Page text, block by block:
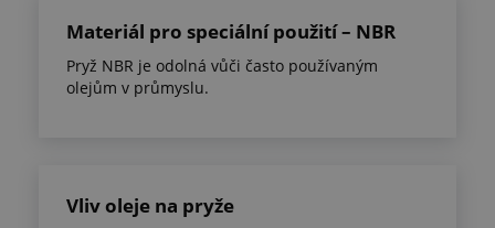
Materiál pro speciální použití – NBR
Pryž NBR je odolná vůči často používaným
olejům v průmyslu.
Vliv oleje na pryže